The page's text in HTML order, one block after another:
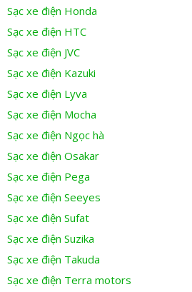
Sạc xe điện Honda
Sạc xe điện HTC
Sạc xe điện JVC
Sạc xe điện Kazuki
Sạc xe điện Lyva
Sạc xe điện Mocha
Sạc xe điện Ngọc hà
Sạc xe điện Osakar
Sạc xe điện Pega
Sạc xe điện Seeyes
Sạc xe điện Sufat
Sạc xe điện Suzika
Sạc xe điện Takuda
Sạc xe điện Terra motors